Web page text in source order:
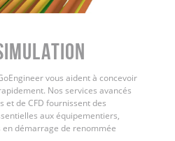
vous aident à concevoir
Nos services avancés
et de CFD fournissent des
aux équipementiers,
démarrage de renommée